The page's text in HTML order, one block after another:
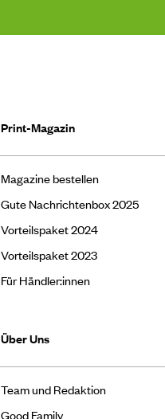
Print-Magazin
Magazine bestellen
Gute Nachrichtenbox 2025
Vorteilspaket 2024
Vorteilspaket 2023
Für Händler:innen
Über Uns
Team und Redaktion
Good Family